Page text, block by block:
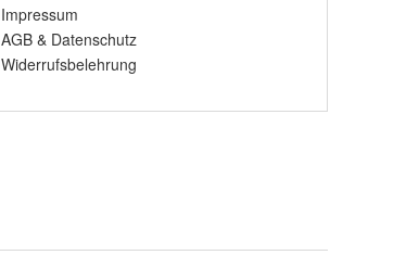
Impressum
AGB & Datenschutz
Widerrufsbelehrung